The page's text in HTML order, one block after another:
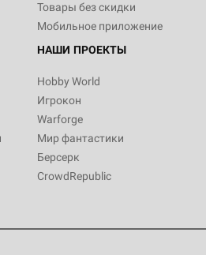
Товары без скидки
Мобильное приложение
НАШИ ПРОЕКТЫ
Hobby World
Игрокон
Warforge
Мир фантастики
Берсерк
CrowdRepublic